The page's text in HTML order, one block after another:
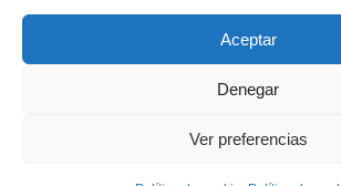
Aceptar
Denegar
Ver preferencias
– Todos los